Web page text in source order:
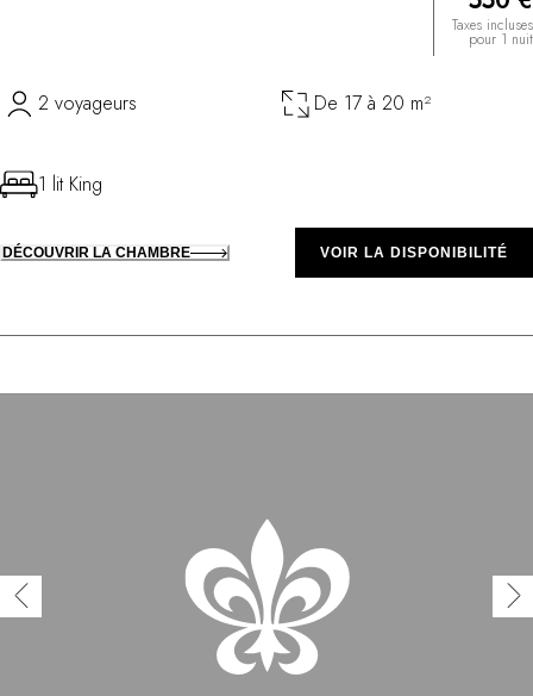
Taxes incluses
pour 1 nuit
2 voyageurs De 17 à 20 m²
1 lit King
DÉCOUVRIR LA CHAMBRE VOIR LA DISPONIBILITÉ